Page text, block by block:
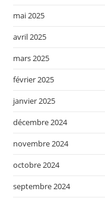
mai 2025
avril 2025
mars 2025
février 2025
janvier 2025
décembre 2024
novembre 2024
octobre 2024
septembre 2024